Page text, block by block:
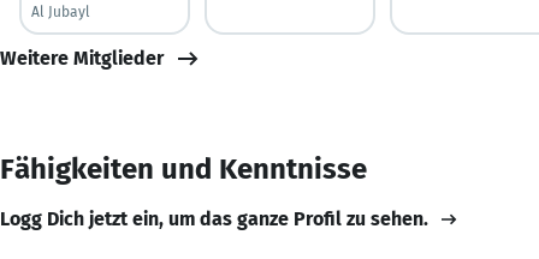
Al Jubayl
Weitere Mitglieder
Fähigkeiten und Kenntnisse
Logg Dich jetzt ein, um das ganze Profil zu sehen.